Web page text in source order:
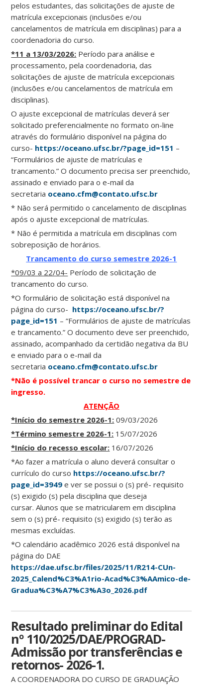
pelos estudantes, das solicitações de ajuste de
matrícula excepcionais (inclusões e/ou
cancelamentos de matrícula em disciplinas) para a
coordenadoria do curso.
*11 a 13/03/2026: Período para análise e
processamento, pela coordenadoria, das
solicitações de ajuste de matrícula excepcionais
(inclusões e/ou cancelamentos de matrícula em
disciplinas).
O ajuste excepcional de matrículas deverá ser
solicitado preferencialmente no formato on-line
através do formulário disponível na página do
curso- https://oceano.ufsc.br/?page_id=151 –
“Formulários de ajuste de matrículas e
trancamento.” O documento precisa ser preenchido,
assinado e enviado para o e-mail da
secretaria oceano.cfm@contato.ufsc.br
* Não será permitido o cancelamento de disciplinas
após o ajuste excepcional de matrículas.
* Não é permitida a matrícula em disciplinas com
sobreposição de horários.
Trancamento do curso semestre 2026-1
*09/03 a 22/04- Período de solicitação de
trancamento do curso.
*O formulário de solicitação está disponível na
página do curso- https://oceano.ufsc.br/?
page_id=151 – “Formulários de ajuste de matrículas
e trancamento.” O documento deve ser preenchido,
assinado, acompanhado da certidão negativa da BU
e enviado para o e-mail da
secretaria oceano.cfm@contato.ufsc.br
*Não é possível trancar o curso no semestre de
ingresso.
ATENÇÃO
*Início do semestre 2026-1: 09/03/2026
*Término semestre 2026-1: 15/07/2026
*Início do recesso escolar: 16/07/2026
*Ao fazer a matrícula o aluno deverá consultar o
currículo do curso https://oceano.ufsc.br/?
page_id=3949 e ver se possui o (s) pré- requisito
(s) exigido (s) pela disciplina que deseja
cursar. Alunos que se matricularem em disciplina
sem o (s) pré- requisito (s) exigido (s) terão as
mesmas excluídas.
*O calendário acadêmico 2026 está disponível na
página do DAE
https://dae.ufsc.br/files/2025/11/R214-CUn-
2025_Calend%C3%A1rio-Acad%C3%AAmico-de-
Gradua%C3%A7%C3%A3o_2026.pdf
Resultado preliminar do Edital
nº 110/2025/DAE/PROGRAD-
Admissão por transferências e
retornos- 2026-1.
A COORDENADORA DO CURSO DE GRADUAÇÃO